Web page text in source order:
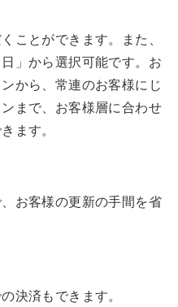
ことができます。また、
」から選択可能です。お
から、常連のお客様にじ
まで、お客様層に合わせ
ます。
お客様の更新の手間を省
決済もできます。